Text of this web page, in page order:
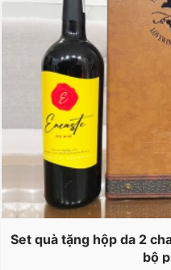
Set quà tặng hộp da 2
bộ